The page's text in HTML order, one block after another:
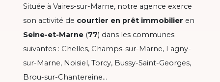
Située à Vaires-sur-Marne, notre agence exerce
son activité de courtier en prêt immobilier en
Seine-et-Marne(77) dans les communes
suivantes : Chelles, Champs-sur-Marne, Lagny-
sur-Marne, Noisiel, Torcy, Bussy-Saint-Georges,
Brou-sur-Chantereine...